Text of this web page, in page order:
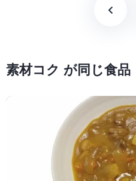
素材コク が同じ食品